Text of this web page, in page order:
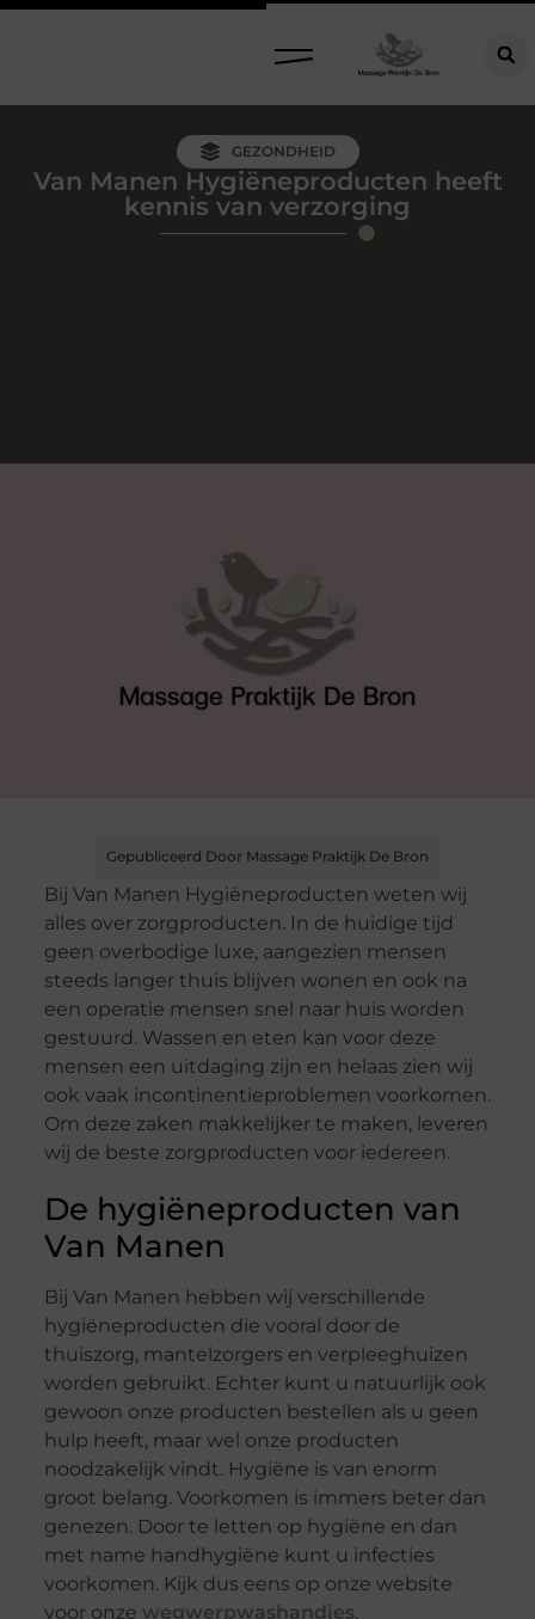
GEZONDHEID
Van Manen Hygiëneproducten heeft
kennis van verzorging
Gepubliceerd Door Massage Praktijk De Bron
Bij Van Manen Hygiëneproducten weten wij
alles over zorgproducten. In de huidige tijd
geen overbodige luxe, aangezien mensen
steeds langer thuis blijven wonen en ook na
een operatie mensen snel naar huis worden
gestuurd. Wassen en eten kan voor deze
mensen een uitdaging zijn en helaas zien wij
ook vaak incontinentieproblemen voorkomen.
Om deze zaken makkelijker te maken, leveren
wij de beste zorgproducten voor iedereen.
De hygiëneproducten van
Van Manen
Bij Van Manen hebben wij verschillende
hygiëneproducten die vooral door de
thuiszorg, mantelzorgers en verpleeghuizen
worden gebruikt. Echter kunt u natuurlijk ook
gewoon onze producten bestellen als u geen
hulp heeft, maar wel onze producten
noodzakelijk vindt. Hygiëne is van enorm
groot belang. Voorkomen is immers beter dan
genezen. Door te letten op hygiëne en dan
met name handhygiëne kunt u infecties
voorkomen. Kijk dus eens op onze website
voor onze wegwerpwashandjes,